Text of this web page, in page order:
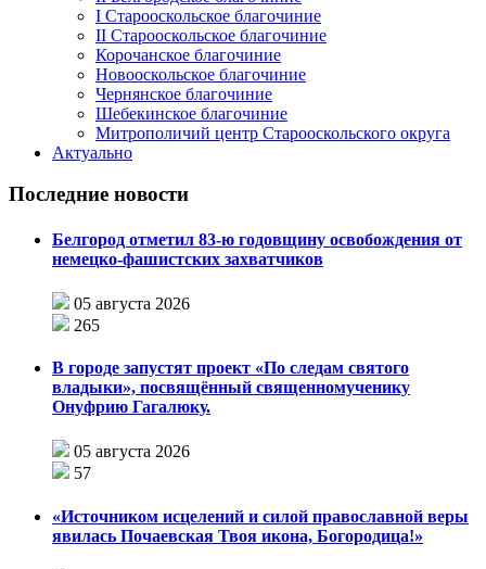
I Старооскольское благочиние
II Старооскольское благочиние
Корочанское благочиние
Новооскольское благочиние
Чернянское благочиние
Шебекинское благочиние
Митрополичий центр Старооскольского округа
Актуально
Последние новости
Белгород отметил 83-ю годовщину освобождения от
немецко-фашистских захватчиков
05 августа 2026
265
В городе запустят проект «По следам святого
владыки», посвящённый священномученику
Онуфрию Гагалюку.
05 августа 2026
57
«Источником исцелений и силой православной веры
явилась Почаевская Твоя икона, Богородица!»